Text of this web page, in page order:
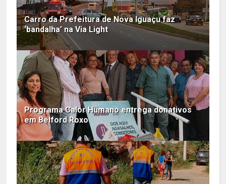
Carro da Prefeitura de Nova Iguaçu faz
‘bandalha’ na Via Light
Programa Calor Humano entrega donativos
em Belford Roxo